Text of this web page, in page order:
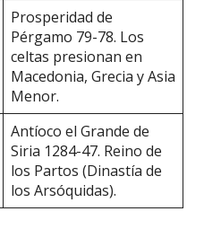
Prosperidad de
Pérgamo 79-78. Los
celtas presionan en
Macedonia, Grecia y Asia
Menor.
Antíoco el Grande de
Siria 1284-47. Reino de
los Partos (Dinastía de
los Arsóquidas).